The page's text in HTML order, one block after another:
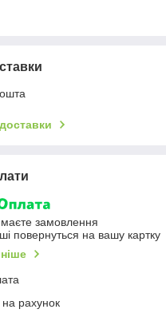
замовлення
повернуться на вашу картку
рахунок